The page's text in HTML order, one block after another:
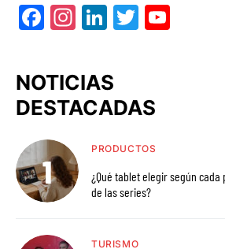
Facebook
Instagram
LinkedIn
Twitter
NOTICIAS
DESTACADAS
PRODUCTOS
¿Qué tablet elegir según
de las series?
TURISMO